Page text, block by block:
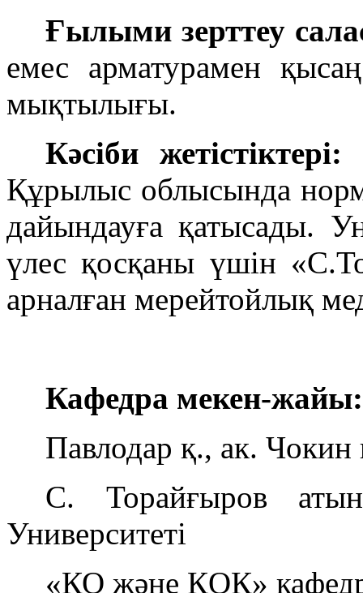
Ғылыми зерттеу
емес арматурамен
мықтылығы.
Кәсіби жетістіктері:
Құрылыс облысында
дайындауға қатысады.
үлес қосқаны үшін
арналған мерейтойлық
Кафедра мекен-жайы:
Павлодар қ., ак. Чокин
С. Торайғыров
Университеті
«КО және ҚОҚ»